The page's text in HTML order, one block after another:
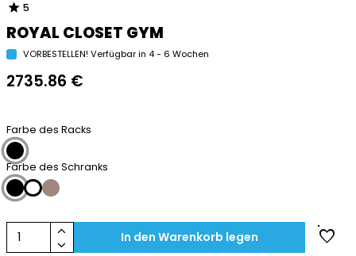
star 5
ROYAL CLOSET GYM
VORBESTELLEN! Verfügbar in 4 - 6 Wochen
2735.86 €
Farbe des Racks
Farbe des Schranks
1 keyboard_arrow_up
keyboard_arrow_down In den Warenkorb legen favorite